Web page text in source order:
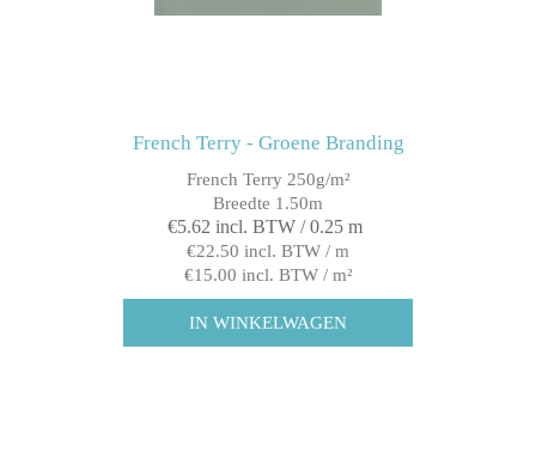
French Terry - Groene Branding
French Terry 250g/m²
Breedte 1.50m
€5.62 incl. BTW / 0.25 m
€22.50 incl. BTW / m
€15.00 incl. BTW / m²